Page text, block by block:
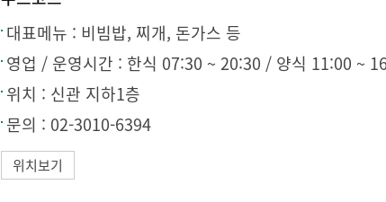
대표메뉴 : 비빔밥, 찌개, 돈가스 등
영업 / 운영시간 : 한식 07:30 ~ 20:30 / 양식 11:00 ~
위치 : 신관 지하1층
문의 : 02-3010-6394
위치보기